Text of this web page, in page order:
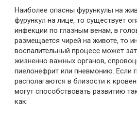
Наиболее опасны фурункулы на
фурункул на лице, то существует
инфекции по глазным венам, в
размещается чирей на животе, то
воспалительный процесс может
жизненно важных органов,
пиелонефрит или пневмонию. Если
располагаются в близости к
могут способствовать развитию
как: